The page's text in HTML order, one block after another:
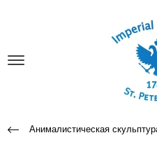
Анималистическая